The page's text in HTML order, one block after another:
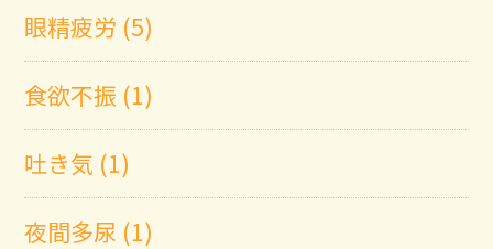
眼精疲労 (5)
食欲不振 (1)
吐き気 (1)
夜間多尿 (1)